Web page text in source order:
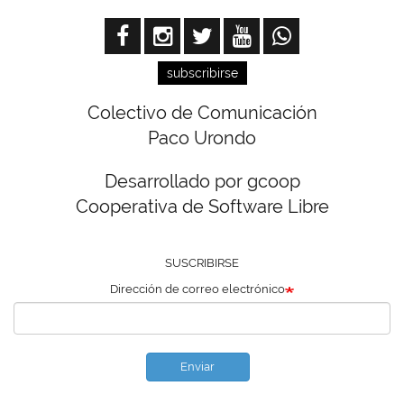
subscribirse
Colectivo de Comunicación
Paco Urondo
Desarrollado por gcoop
Cooperativa de Software Libre
SUSCRIBIRSE
Dirección de correo electrónico
Enviar